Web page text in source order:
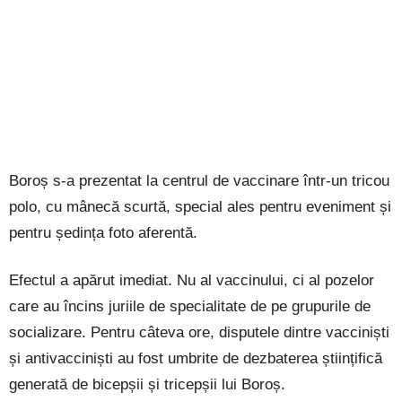
Boroș s-a prezentat la centrul de vaccinare într-un tricou
polo, cu mânecă scurtă, special ales pentru eveniment și
pentru ședința foto aferentă.
Efectul a apărut imediat. Nu al vaccinului, ci al pozelor
care au încins juriile de specialitate de pe grupurile de
socializare. Pentru câteva ore, disputele dintre vacciniști
și antivacciniști au fost umbrite de dezbaterea științifică
generată de bicepșii și tricepșii lui Boroș.